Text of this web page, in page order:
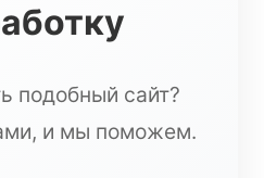
подобный сайт?
и мы поможем.